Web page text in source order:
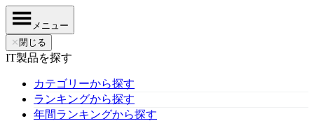
メニュー
✕ 閉じる
IT製品を探す
カテゴリーから探す
ランキングから探す
年間ランキングから探す